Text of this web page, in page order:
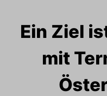
Ein Ziel
mit